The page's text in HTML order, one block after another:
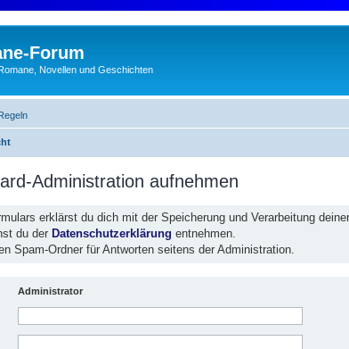
Forum
Novellen und Geschichten
Administration aufnehmen
erklärst du dich mit der Speicherung und Verarbeitung
du der Datenschutzerklärung entnehmen.
Spam-Ordner für Antworten seitens der Administration.
Administrator